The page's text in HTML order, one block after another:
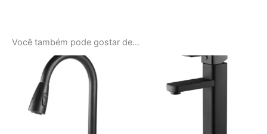
Você também pode gostar de…